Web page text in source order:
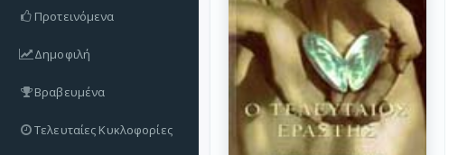
Προτεινόμενα
Δημοφιλή
Βραβευμένα
Τελευταίες Κυκλοφορίες